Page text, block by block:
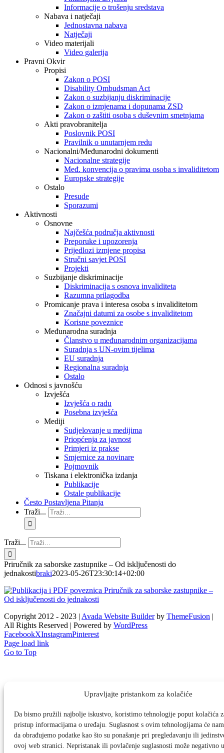
Upravljajte pristankom za kolačiće
Da bismo pružili najbolje iskustvo, koristimo tehnologije poput kolačića
pristup informacijama o uređaju. Suglasnost s ovim tehnologijama će
da obrađujemo podatke kao što su ponašanje pri pregledavanju ili
ovoj web stranici. Nepristanak ili povlačenje suglasnosti može negativno
Informacije o trošenju sredstava
Nabava i natječaji
Jednostavna nabava
Natječaji
Video materijali
Video galerija
Pravni Okvir
Propisi
Zakon o POSI
Disability Ombudsman Act
Zakon o suzbijanju diskriminacije
Zakon o izmjenama i dopunama ZSD
Zakon o zaštiti osoba s duševnim smetnjama
Akti pravobranitelja
Poslovnik POSI
Pravilnik o unutarnjem redu
Nacionalni/Međunarodni dokumenti
Nacionalne strategije
Međ. konvencija o pravima osoba s invaliditetom
Europske strategije
Ostalo
Presude
Sporazumi
Aktivnosti
Osnovne
Najčešća područja aktivnosti
Preporuke i upozorenja
Prijedlozi izmjene propisa
Stručni savjet POSI
Projekti
Suzbijanje diskriminacije
Diskriminacija s osnova invaliditeta
Razumna prilagodba
Promicanje prava i interesa osoba s invaliditetom
Značajni datumi za osobe s invaliditetom
Korisne poveznice
Međunarodna suradnja
Članstvo u međunarodnim organizacijama
Suradnja s UN-ovim tijelima
EU suradnja
Regionalna suradnja
Ostalo
Odnosi s javnošću
Izvješća
Izvješća o radu
Posebna izvješća
Mediji
Sudjelovanje u medijima
Priopćenja za javnost
Primjeri iz prakse
Smjernice za novinare
Pojmovnik
Tiskana i elektronička izdanja
Publikacije
Ostale publikacije
Često Postavljena Pitanja
Traži...
Traži...
Priručnik za saborske zastupnike – Od isključenosti do
jednakostibraki2023-05-26T23:30:14+02:00
Copyright 2012 - 2023 | Avada Website Builderby ThemeFusion |
All Rights Reserved | Powered by WordPress
FacebookXInstagramPinterest
Page load link
Go to Top